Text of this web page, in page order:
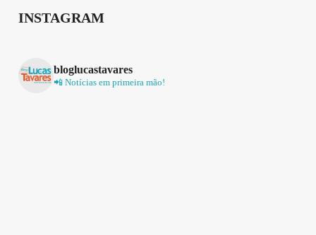
INSTAGRAM
bloglucastavares
📲 Notícias em primeira mão!